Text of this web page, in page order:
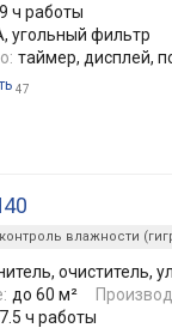
ч работы
угольный фильтр
таймер, дисплей,
47
контроль влажности
очиститель,
до 60 м²
ч работы